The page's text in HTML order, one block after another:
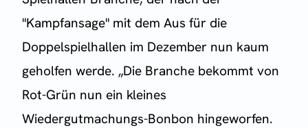
"Kampfansage" mit dem Aus für die
Doppelspielhallen im Dezember nun kaum
geholfen werde. „Die Branche bekommt von
Rot-Grün nun ein kleines
Wiedergutmachungs-Bonbon hingeworfen.